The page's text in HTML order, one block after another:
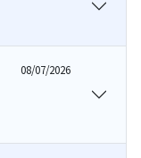
08/07/2026